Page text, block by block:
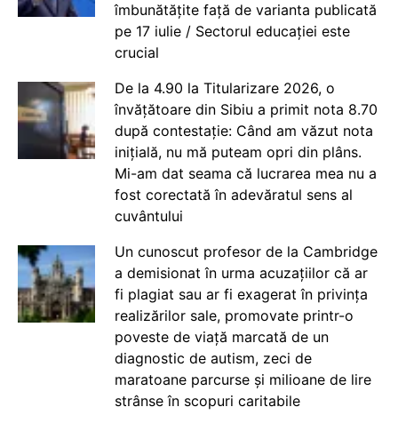
îmbunătățite față de varianta publicată
pe 17 iulie / Sectorul educației este
crucial
De la 4.90 la Titularizare 2026, o
învățătoare din Sibiu a primit nota 8.70
după contestație: Când am văzut nota
inițială, nu mă puteam opri din plâns.
Mi-am dat seama că lucrarea mea nu a
fost corectată în adevăratul sens al
cuvântului
Un cunoscut profesor de la Cambridge
a demisionat în urma acuzațiilor că ar
fi plagiat sau ar fi exagerat în privința
realizărilor sale, promovate printr-o
poveste de viață marcată de un
diagnostic de autism, zeci de
maratoane parcurse și milioane de lire
strânse în scopuri caritabile